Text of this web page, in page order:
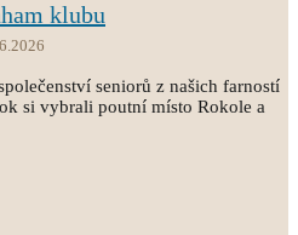
klubu
seniorů z našich farností
si vybrali poutní místo Rokole a